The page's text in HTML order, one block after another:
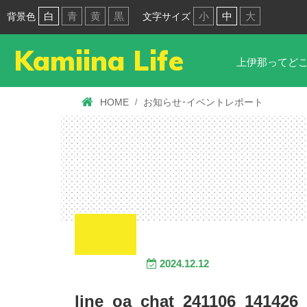
背景色 白 青 黄 黒 文字サイズ 小 中 大
Kamiina Life 上伊那ってど
HOME お知らせ･イベントレポート
2024.12.12